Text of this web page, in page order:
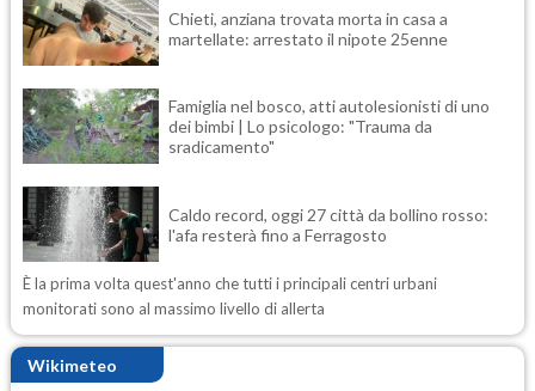
Chieti, anziana trovata morta in casa a
martellate: arrestato il nipote 25enne
Famiglia nel bosco, atti autolesionisti di uno
dei bimbi | Lo psicologo: "Trauma da
sradicamento"
Caldo record, oggi 27 città da bollino rosso:
l'afa resterà fino a Ferragosto
È la prima volta quest'anno che tutti i principali centri urbani
monitorati sono al massimo livello di allerta
Wikimeteo